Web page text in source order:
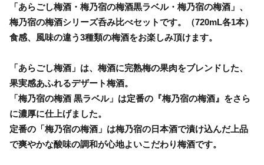
「あらごし梅酒・梅乃宿の梅酒黒ラベル・梅乃宿の梅酒」、
梅乃宿の梅酒シリーズ呑み比べセットです。（720mL各1本）
食感、風味の違う3種類の梅酒をお楽しみ頂けます。
「あらごし梅酒」は、梅酒に完熟梅の果肉をブレンドした、
果実感あふれるデザート梅酒。
「梅乃宿の梅酒 黒ラベル」は定番の『梅乃宿の梅酒』をさら
に濃厚に仕上げました。
定番の「梅乃宿の梅酒」は梅乃宿の日本酒で漬け込んだ上品
で爽やかな酸味の調和が心地よいこだわり梅酒です。